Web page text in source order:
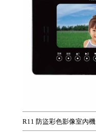
R11 防盜彩色影像室內機